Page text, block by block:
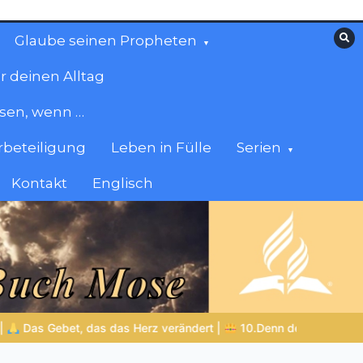
Glaube seinen Propheten
deinen Alltag
wenn …
Leben in Fülle Serien
Kontakt Englisch
das Reich und die Kraft und die Herrlichkeit in Ewigkeit